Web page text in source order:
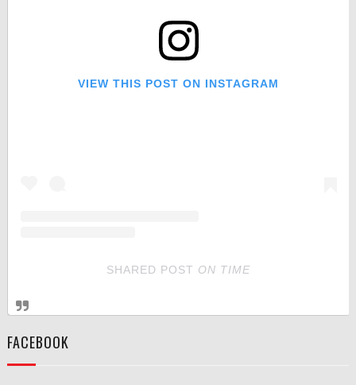
VIEW THIS POST ON INSTAGRAM
SHARED POST ON TIME
FACEBOOK